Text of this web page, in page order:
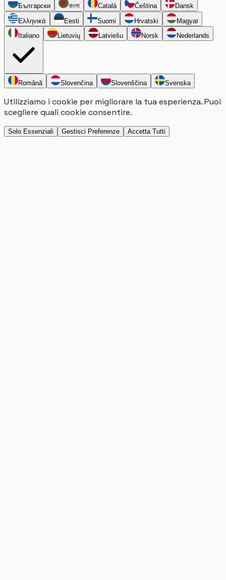
Български
বাংলা Català Čeština
Dansk
Ελληνικά
Eesti Suomi Hrvatski
Magyar
Italiano
Lietuvių Latviešu Norsk Nederlands
Română Slovenčina Slovenščina Svenska
Utilizziamo i cookie per migliorare la tua esperienza. Puoi
scegliere quali cookie consentire.
Solo Essenziali Gestisci Preferenze Accetta Tutti